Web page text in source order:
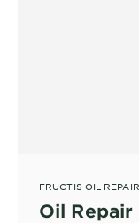
FRUCTIS OIL
Oil